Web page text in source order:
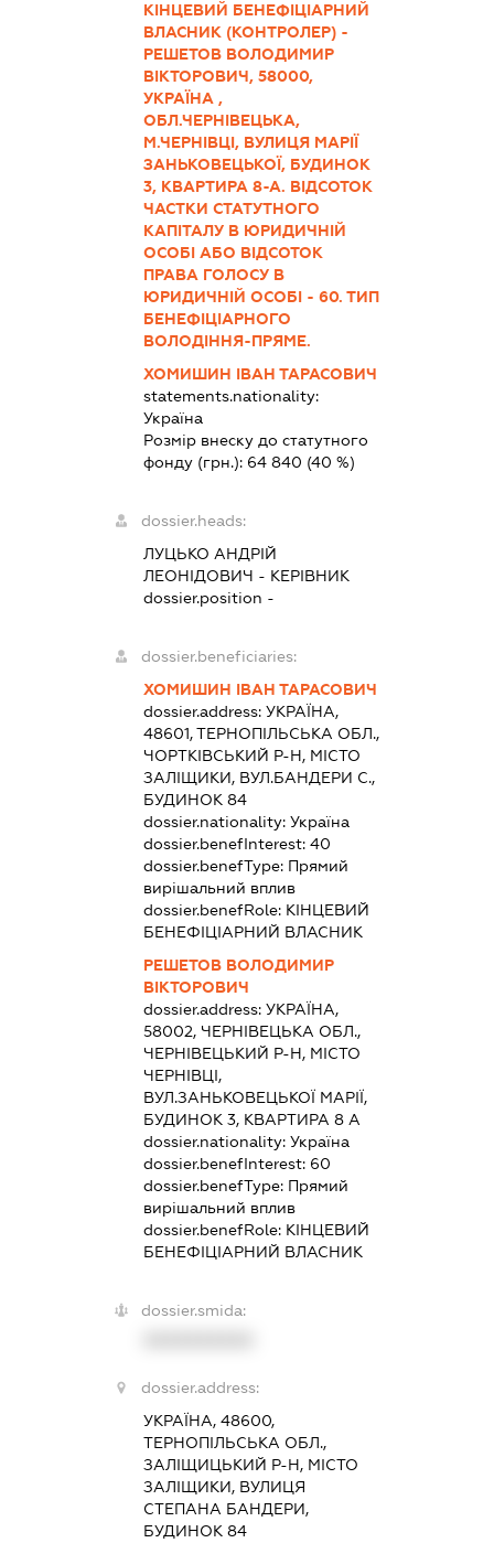
КІНЦЕВИЙ БЕНЕФІЦІАРНИЙ
ВЛАСНИК (КОНТРОЛЕР) -
РЕШЕТОВ ВОЛОДИМИР
ВІКТОРОВИЧ, 58000,
УКРАЇНА ,
ОБЛ.ЧЕРНІВЕЦЬКА,
М.ЧЕРНІВЦІ, ВУЛИЦЯ МАРІЇ
ЗАНЬКОВЕЦЬКОЇ, БУДИНОК
3, КВАРТИРА 8-А. ВІДСОТОК
ЧАСТКИ СТАТУТНОГО
КАПІТАЛУ В ЮРИДИЧНІЙ
ОСОБІ АБО ВІДСОТОК
ПРАВА ГОЛОСУ В
ЮРИДИЧНІЙ ОСОБІ - 60. ТИП
БЕНЕФІЦІАРНОГО
ВОЛОДІННЯ-ПРЯМЕ.
ХОМИШИН ІВАН ТАРАСОВИЧ
statements.nationality:
Україна
Розмір внеску до статутного
фонду (грн.): 64 840 (40 %)
dossier.heads:
ЛУЦЬКО АНДРІЙ
ЛЕОНІДОВИЧ - КЕРІВНИК
dossier.position -
dossier.beneficiaries:
ХОМИШИН ІВАН ТАРАСОВИЧ
dossier.address:УКРАЇНА,
48601, ТЕРНОПІЛЬСЬКА ОБЛ.,
ЧОРТКІВСЬКИЙ Р-Н, МІСТО
ЗАЛІЩИКИ, ВУЛ.БАНДЕРИ С.,
БУДИНОК 84
dossier.nationality:Україна
dossier.benefInterest:40
dossier.benefType: Прямий
вирішальний вплив
dossier.benefRole: КІНЦЕВИЙ
БЕНЕФІЦІАРНИЙ ВЛАСНИК
РЕШЕТОВ ВОЛОДИМИР
ВІКТОРОВИЧ
dossier.address:УКРАЇНА,
58002, ЧЕРНІВЕЦЬКА ОБЛ.,
ЧЕРНІВЕЦЬКИЙ Р-Н, МІСТО
ЧЕРНІВЦІ,
ВУЛ.ЗАНЬКОВЕЦЬКОЇ МАРІЇ,
БУДИНОК 3, КВАРТИРА 8 А
dossier.nationality:Україна
dossier.benefInterest: 60
dossier.benefType: Прямий
вирішальний вплив
dossier.benefRole: КІНЦЕВИЙ
БЕНЕФІЦІАРНИЙ ВЛАСНИК
dossier.smida:
dossier.address:
УКРАЇНА, 48600,
ТЕРНОПІЛЬСЬКА ОБЛ.,
ЗАЛІЩИЦЬКИЙ Р-Н, МІСТО
ЗАЛІЩИКИ, ВУЛИЦЯ
СТЕПАНА БАНДЕРИ,
БУДИНОК 84